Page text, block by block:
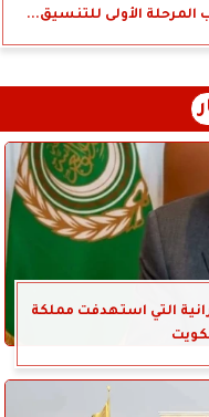
المرحلة الأولى للتنسيق...
التي استهدفت مملكة